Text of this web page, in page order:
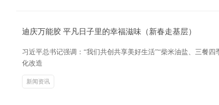
迪庆万能胶 平凡日子里的幸福滋味（新春走基层）
习近平总书记强调：“我们共创共享美好生活”“柴米油盐、三餐
化改造
新闻资讯